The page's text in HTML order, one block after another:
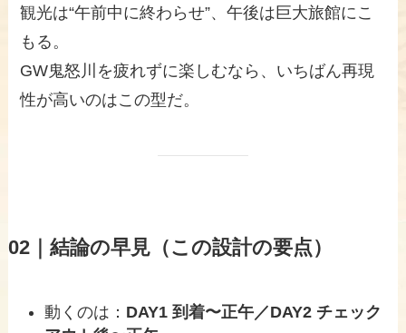
観光は“午前中に終わらせ”、午後は巨大旅館にこ
もる。
GW鬼怒川を疲れずに楽しむなら、いちばん再現
性が高いのはこの型だ。
02｜結論の早見（この設計の要点）
動くのは： DAY1 到着〜正午／DAY2 チェック